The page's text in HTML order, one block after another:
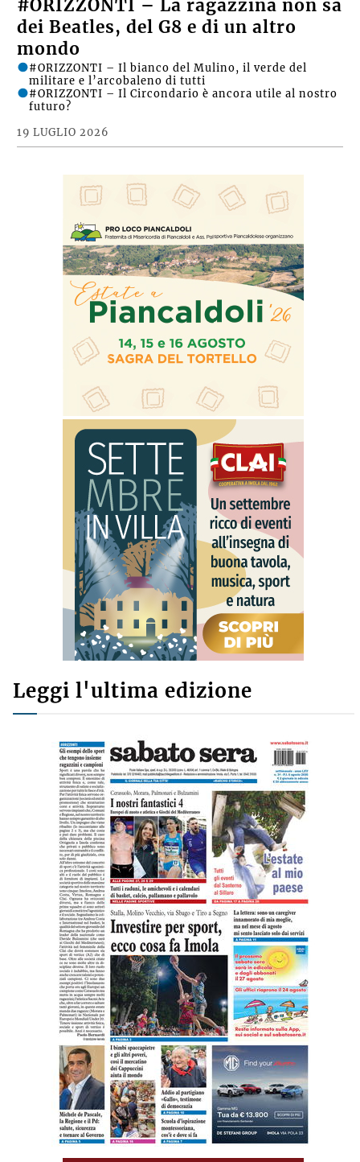
#ORIZZONTI – La ragazzina non sa
dei Beatles, del G8 e di un altro
mondo
19 LUGLIO 2026
#ORIZZONTI – Il bianco del Mulino, il verde del
militare e l’arcobaleno di tutti
#ORIZZONTI – Il Circondario è ancora utile al nostro
futuro?
Leggi l'ultima edizione